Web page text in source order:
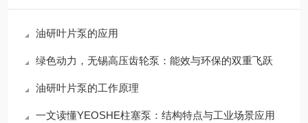
油研叶片泵的应用
绿色动力，无锡高压齿轮泵：能效与环保的双重飞跃
油研叶片泵的工作原理
一文读懂YEOSHE柱塞泵：结构特点与工业场景应用